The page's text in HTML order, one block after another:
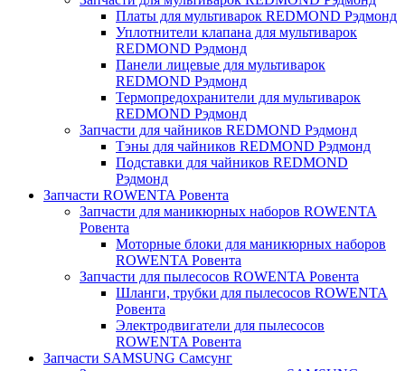
Платы для мультиварок REDMOND Рэдмонд
Уплотнители клапана для мультиварок
REDMOND Рэдмонд
Панели лицевые для мультиварок
REDMOND Рэдмонд
Термопредохранители для мультиварок
REDMOND Рэдмонд
Запчасти для чайников REDMOND Рэдмонд
Тэны для чайников REDMOND Рэдмонд
Подставки для чайников REDMOND
Рэдмонд
Запчасти ROWENTA Ровента
Запчасти для маникюрных наборов ROWENTA
Ровента
Моторные блоки для маникюрных наборов
ROWENTA Ровента
Запчасти для пылесосов ROWENTA Ровента
Шланги, трубки для пылесосов ROWENTA
Ровента
Электродвигатели для пылесосов
ROWENTA Ровента
Запчасти SAMSUNG Самсунг